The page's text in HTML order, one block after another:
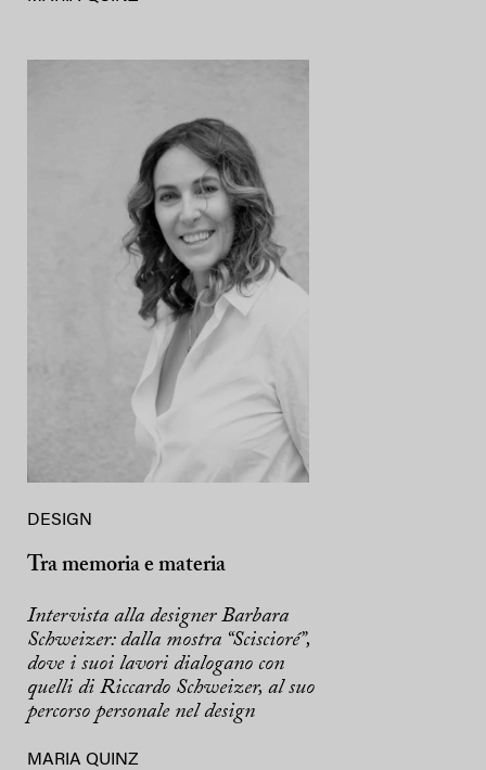
DESIGN
Tra memoria e materia
Intervista alla designer Barbara
Schweizer: dalla mostra “Sciscioré”,
dove i suoi lavori dialogano con
quelli di Riccardo Schweizer, al suo
percorso personale nel design
MARIA QUINZ